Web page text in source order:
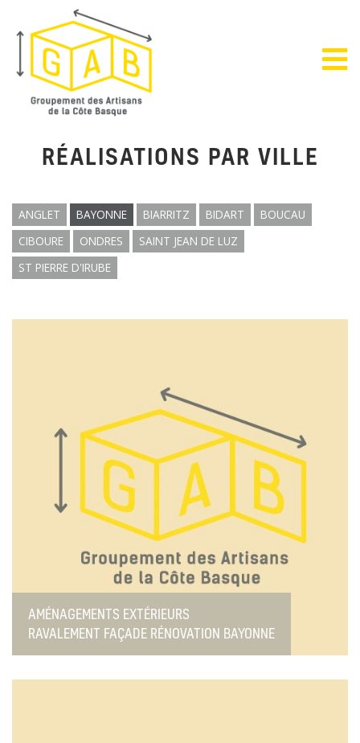
RÉALISATIONS PAR VILLE
ANGLET BAYONNE BIARRITZ BIDART
BOUCAU
CIBOURE
ONDRES
SAINT JEAN DE LUZ
ST PIERRE D'IRUBE
AMÉNAGEMENTS EXTÉRIEURS
RAVALEMENT FAÇADE RÉNOVATION BAYONNE